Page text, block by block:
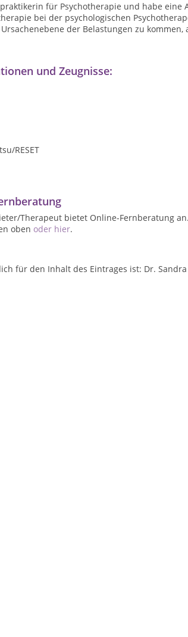
für Psychotherapie und habe
bei der psychologischen
der Belastungen zu
und Zeugnisse:
RESET
Therapeut bietet Online-Fernberatung
oben oder hier.
für den Inhalt des Eintrages ist: Dr.